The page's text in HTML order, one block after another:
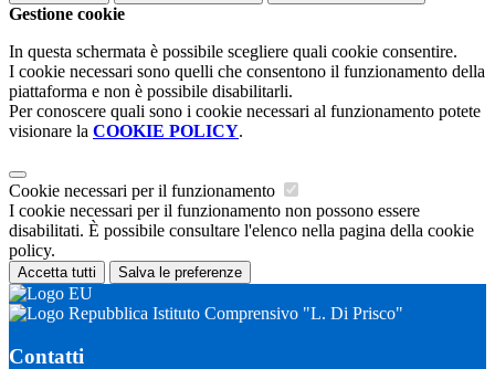
Gestione cookie
In questa schermata è possibile scegliere quali cookie consentire.
I cookie necessari sono quelli che consentono il funzionamento della
piattaforma e non è possibile disabilitarli.
Per conoscere quali sono i cookie necessari al funzionamento potete
visionare la COOKIE POLICY.
Cookie necessari per il funzionamento
I cookie necessari per il funzionamento non possono essere
disabilitati. È possibile consultare l'elenco nella pagina della cookie
policy.
Accetta tutti Salva le preferenze
Istituto Comprensivo "L. Di Prisco"
Contatti